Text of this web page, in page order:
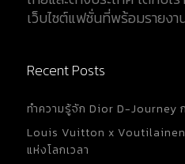
เว็บไซต์แฟชั่นที่พร้อมรายง
Recent Posts
ทำความรู้จัก Dior D-Journey
Louis Vuitton x
แห่งโลกเวลา